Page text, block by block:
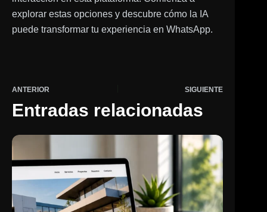
explorar estas opciones y descubre cómo la IA
puede transformar tu experiencia en WhatsApp.
ANTERIOR SIGUIENTE
Entradas relacionadas